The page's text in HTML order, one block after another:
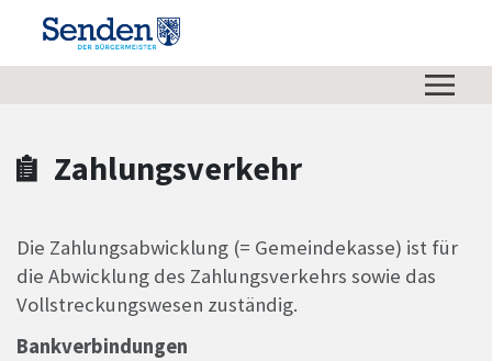
Zum Header
Zum Hauptinhalt
Zum Footer
Zum Hauptinhalt springen
Zahlungsverkehr
Die Zahlungsabwicklung (= Gemeindekasse) ist für
die Abwicklung des Zahlungsverkehrs sowie das
Vollstreckungswesen zuständig.
Bankverbindungen